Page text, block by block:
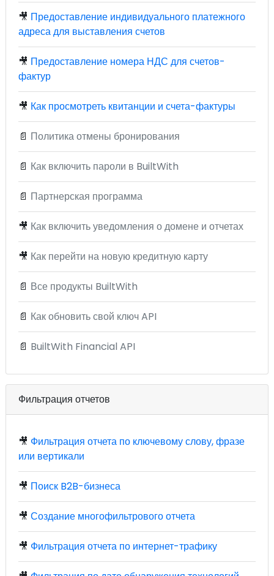
🎥 Предоставление индивидуального платежного
адреса для выставления счетов
🎥 Предоставление номера НДС для счетов-
фактур
🎥 Как просмотреть квитанции и счета-фактуры
📄 Политика отмены бронирования
📄 Как включить пароли в BuiltWith
📄 Партнерская программа
🎥 Как включить уведомления о домене и отчетах
🎥 Как перейти на новую кредитную карту
📄 Все продукты BuiltWith
📄 Как обновить свой ключ API
📄 BuiltWith Financial API
Фильтрация отчетов
🎥 Фильтрация отчета по ключевому слову, фразе
или вертикали
🎥 Поиск B2B-бизнеса
🎥 Создание многофильтрового отчета
🎥 Фильтрация отчета по интернет-трафику